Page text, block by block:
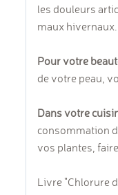
les douleurs
maux
Pour votre
de votre peau,
Dans votre
consommation
vos plantes,
Livre "Chlorure